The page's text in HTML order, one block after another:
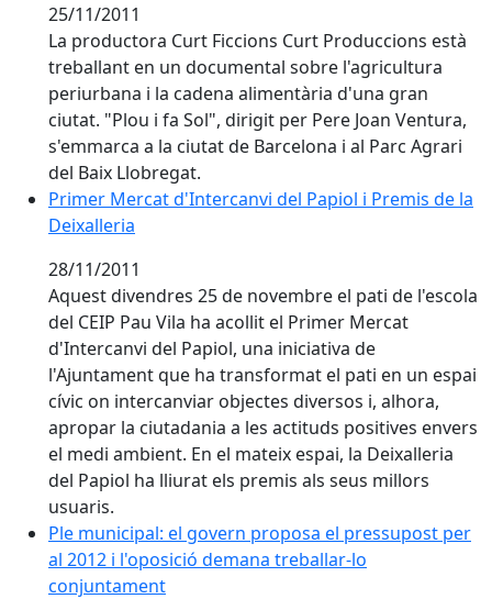
25/11/2011
La productora Curt Ficcions Curt Produccions està
treballant en un documental sobre l'agricultura
periurbana i la cadena alimentària d'una gran
ciutat. "Plou i fa Sol", dirigit per Pere Joan Ventura,
s'emmarca a la ciutat de Barcelona i al Parc Agrari
del Baix Llobregat.
Primer Mercat d'Intercanvi del Papiol i Premis de la
Primer Mercat d'Intercanvi del Papiol i Premis de la
Deixalleria
28/11/2011
Aquest divendres 25 de novembre el pati de l'escola
del CEIP Pau Vila ha acollit el Primer Mercat
d'Intercanvi del Papiol, una iniciativa de
l'Ajuntament que ha transformat el pati en un espai
cívic on intercanviar objectes diversos i, alhora,
apropar la ciutadania a les actituds positives envers
el medi ambient. En el mateix espai, la Deixalleria
del Papiol ha lliurat els premis als seus millors
usuaris.
Ple municipal: el govern proposa el pressupost per
Ple municipal: el govern proposa el pressupost per
al 2012 i l'oposició demana treballar-lo
conjuntament